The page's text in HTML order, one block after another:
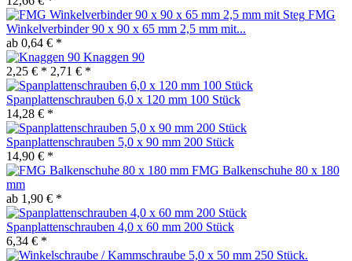
FMG
Winkelverbinder 90 x 90 x 65 mm 2,5 mm mit...
ab 0,64 € *
Knaggen 90
2,25 € * 2,71 € *
Spanplattenschrauben 6,0 x 120 mm 100 Stück
14,28 € *
Spanplattenschrauben 5,0 x 90 mm 200 Stück
14,90 € *
FMG Balkenschuhe 80 x 180
mm
ab 1,90 € *
Spanplattenschrauben 4,0 x 60 mm 200 Stück
6,34 € *